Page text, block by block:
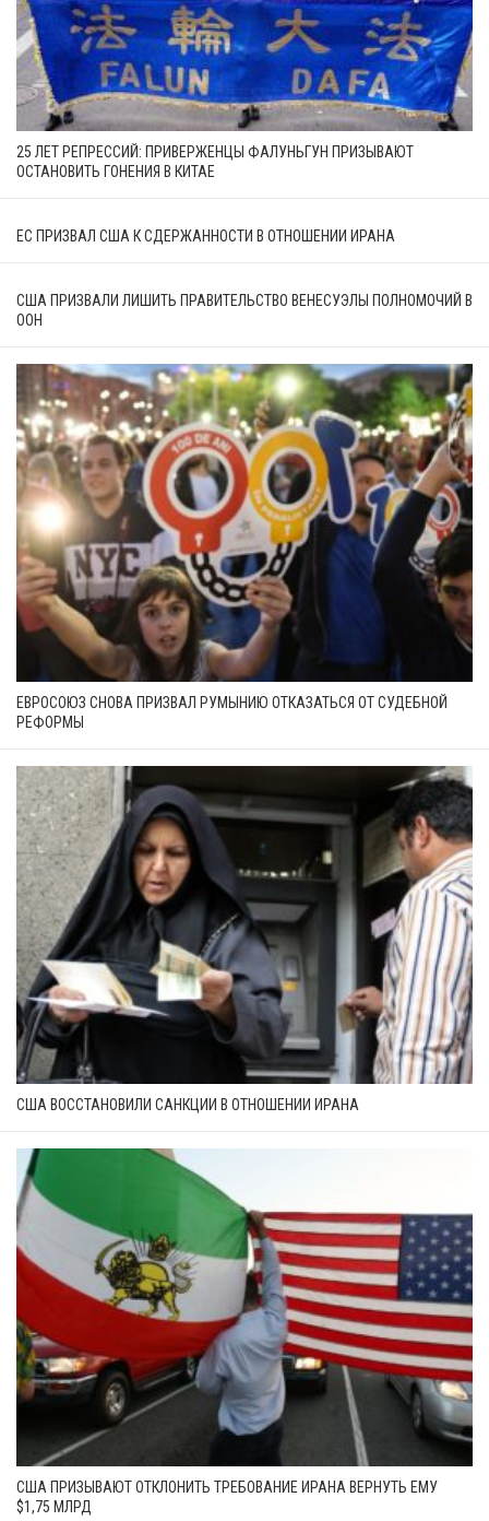
25 ЛЕТ РЕПРЕССИЙ: ПРИВЕРЖЕНЦЫ ФАЛУНЬГУН ПРИЗЫВАЮТ
ОСТАНОВИТЬ ГОНЕНИЯ В КИТАЕ
ЕС ПРИЗВАЛ США К СДЕРЖАННОСТИ В ОТНОШЕНИИ ИРАНА
США ПРИЗВАЛИ ЛИШИТЬ ПРАВИТЕЛЬСТВО ВЕНЕСУЭЛЫ ПОЛНОМОЧИЙ В
ООН
ЕВРОСОЮЗ СНОВА ПРИЗВАЛ РУМЫНИЮ ОТКАЗАТЬСЯ ОТ СУДЕБНОЙ
РЕФОРМЫ
США ВОССТАНОВИЛИ САНКЦИИ В ОТНОШЕНИИ ИРАНА
США ПРИЗЫВАЮТ ОТКЛОНИТЬ ТРЕБОВАНИЕ ИРАНА ВЕРНУТЬ ЕМУ
$1,75 МЛРД